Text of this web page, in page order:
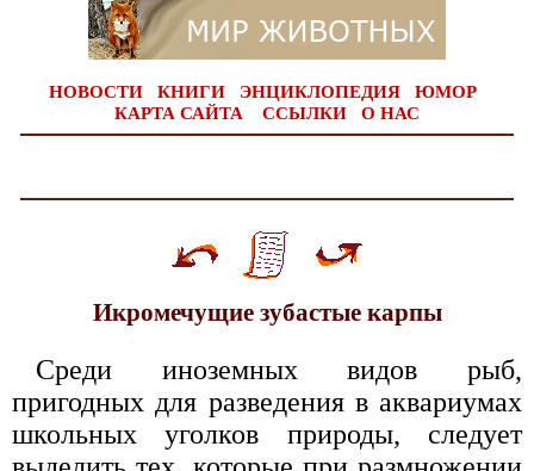
НОВОСТИ КНИГИ ЭНЦИКЛОПЕДИЯ
ЮМОР
КАРТА САЙТА
ССЫЛКИ О НАС
Икромечущие зубастые карпы
Среди иноземных видов рыб,
пригодных для разведения в аквариумах
школьных уголков природы, следует